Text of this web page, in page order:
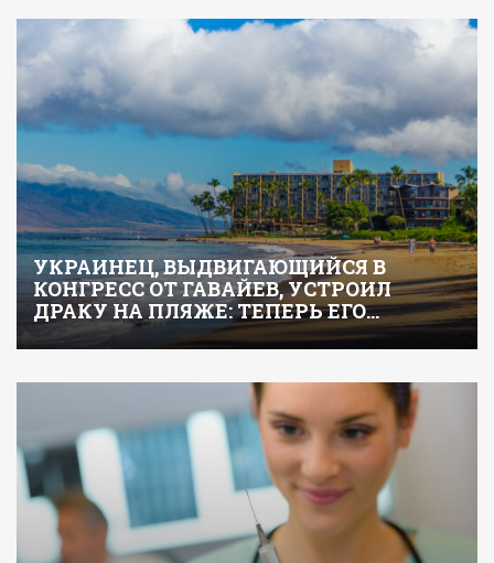
УКРАИНЕЦ, ВЫДВИГАЮЩИЙСЯ В
КОНГРЕСС ОТ ГАВАЙЕВ, УСТРОИЛ
ДРАКУ НА ПЛЯЖЕ: ТЕПЕРЬ ЕГО…